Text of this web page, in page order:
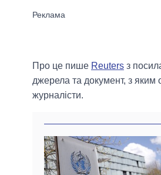
Про це пише Reuters з
джерела та документ, з яким
журналісти.